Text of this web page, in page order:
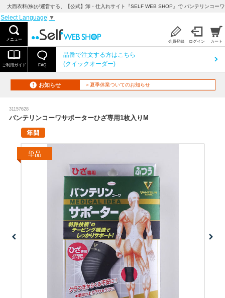
大西衣料(株)が運営する、【公式】卸・仕入れサイト『SELF WEB SHOP』で バンテリンコー
Select Language ▼
メニュー 会員登録 ログイン カート
ご利用ガイド FAQ
品番で注文する方はこちら
(クイックオーダー)
お知らせ ＞夏季休業ついてのお知らせ
31157628
バンテリンコーワサポーターひざ専用1枚入りM